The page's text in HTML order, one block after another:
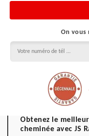
On vous
Obtenez le
cheminée avec JS